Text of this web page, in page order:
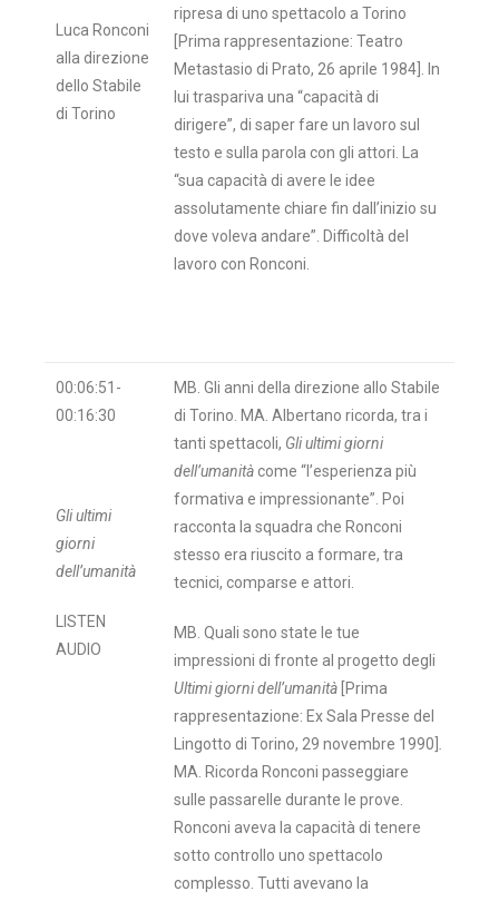
Luca Ronconi
alla direzione
dello Stabile
di Torino
ripresa di uno spettacolo a Torino
[Prima rappresentazione: Teatro
Metastasio di Prato, 26 aprile 1984]. In
lui traspariva una “capacità di
dirigere”, di saper fare un lavoro sul
testo e sulla parola con gli attori. La
“sua capacità di avere le idee
assolutamente chiare fin dall’inizio su
dove voleva andare”. Difficoltà del
lavoro con Ronconi.
00:06:51-
00:16:30
Gli ultimi
giorni
dell’umanità
LISTEN
AUDIO
MB. Gli anni della direzione allo Stabile
di Torino. MA. Albertano ricorda, tra i
tanti spettacoli, Gli ultimi giorni
dell’umanità come “l’esperienza più
formativa e impressionante”. Poi
racconta la squadra che Ronconi
stesso era riuscito a formare, tra
tecnici, comparse e attori.
MB. Quali sono state le tue
impressioni di fronte al progetto degli
Ultimi giorni dell’umanità [Prima
rappresentazione: Ex Sala Presse del
Lingotto di Torino, 29 novembre 1990]
MA. Ricorda Ronconi passeggiare
sulle passarelle durante le prove.
Ronconi aveva la capacità di tenere
sotto controllo uno spettacolo
complesso. Tutti avevano la